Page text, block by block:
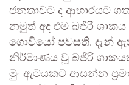
ජනතාවට ද ආහාරයට
නමුත් අද එම බජිරි
ගොවියෝ පවසති. දැන්
නිර්මාණය වූ බජිරි
මුං ඇටයකට ආසන්න